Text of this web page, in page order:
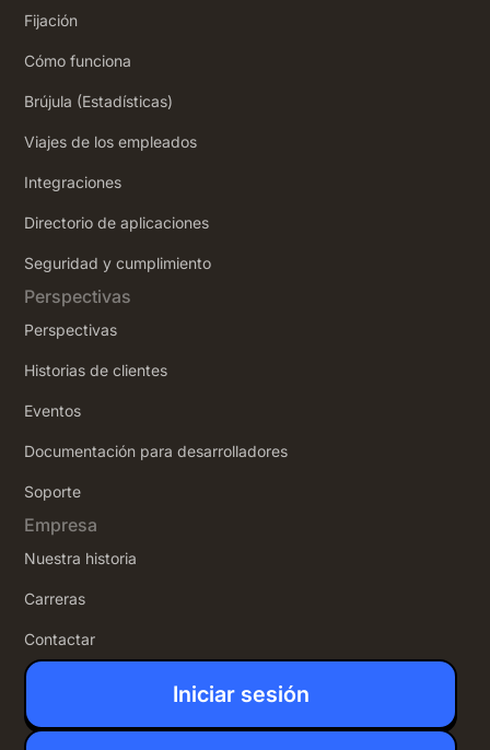
Fijación
Cómo funciona
Brújula (Estadísticas)
Viajes de los empleados
Integraciones
Directorio de aplicaciones
Seguridad y cumplimiento
Perspectivas
Perspectivas
Historias de clientes
Eventos
Documentación para desarrolladores
Soporte
Empresa
Nuestra historia
Carreras
Contactar
Iniciar sesión